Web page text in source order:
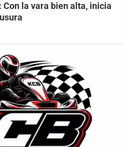
Con la vara bien alta, inicia